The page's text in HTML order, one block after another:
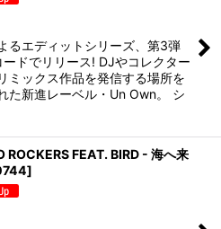
るエディットシリーズ、第3弾
ドでリリース! DJやコレクター
ミックス作品を発信する場所を
た新進レーベル・Un Own。 シ
ROCKERS FEAT. BIRD - 海へ来
]